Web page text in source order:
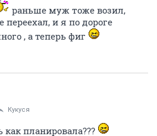
раньше муж тоже возил,
переехал, и я по дороге
, а теперь фиг
Кукуся
планировала???